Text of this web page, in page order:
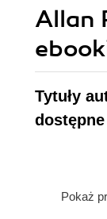
Allan
Tytuły
Pokaż